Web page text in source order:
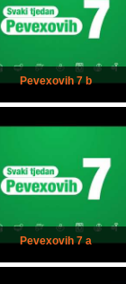
Pevexovih 7 b
Pevexovih 7 a